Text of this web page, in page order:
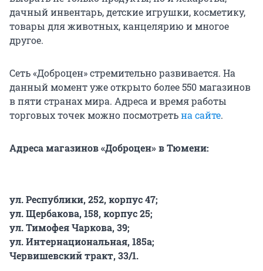
дачный инвентарь, детские игрушки, косметику,
товары для животных, канцелярию и многое
другое.
Сеть «Доброцен» стремительно развивается. На
данный момент уже открыто более 550 магазинов
в пяти странах мира. Адреса и время работы
торговых точек можно посмотретьна сайте.
Адреса магазинов «Доброцен» в Тюмени:
ул. Республики, 252, корпус 47;
ул. Щербакова, 158, корпус 25;
ул. Тимофея Чаркова, 39;
ул. Интернациональная, 185а;
Червишевский тракт, 33/1.